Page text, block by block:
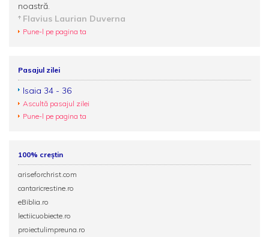
noastră.
Flavius Laurian Duverna
Pune-l pe pagina ta
Pasajul zilei
Isaia 34 - 36
Ascultă pasajul zilei
Pune-l pe pagina ta
100% creștin
ariseforchrist.com
cantaricrestine.ro
eBiblia.ro
lectiicuobiecte.ro
proiectulimpreuna.ro